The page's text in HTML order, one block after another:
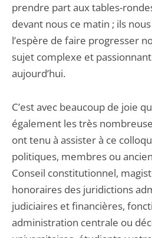
prendre part aux tables-
devant nous ce matin ; ils
l’espère de faire progresser
sujet complexe et
aujourd’hui.
C’est avec beaucoup de joie
également les très
ont tenu à assister à ce
politiques, membres ou
Conseil constitutionnel,
honoraires des juridictions
judiciaires et financières,
administration centrale ou